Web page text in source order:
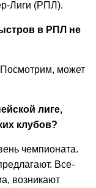
Лиги (РПЛ).
в РПЛ не
Посмотрим, может
лиге,
клубов?
чемпионата.
Все-
возникают